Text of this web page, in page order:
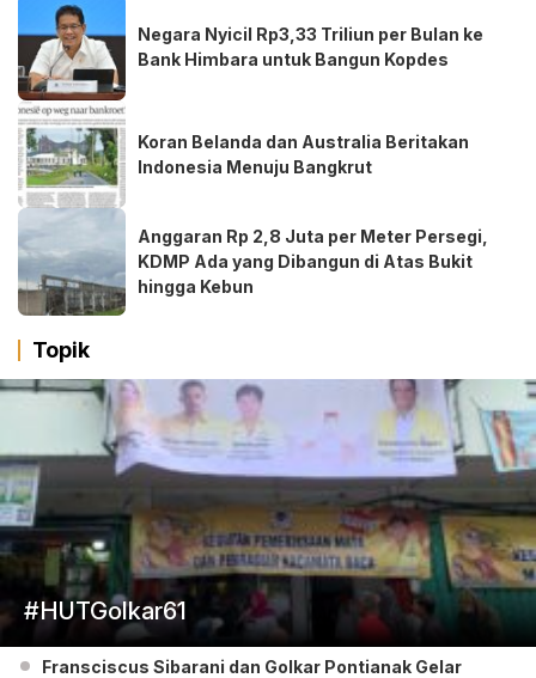
Negara Nyicil Rp3,33 Triliun per Bulan ke
Bank Himbara untuk Bangun Kopdes
Koran Belanda dan Australia Beritakan
Indonesia Menuju Bangkrut
Anggaran Rp 2,8 Juta per Meter Persegi,
KDMP Ada yang Dibangun di Atas Bukit
hingga Kebun
Topik
#HUTGolkar61
Fransciscus Sibarani dan Golkar Pontianak Gelar